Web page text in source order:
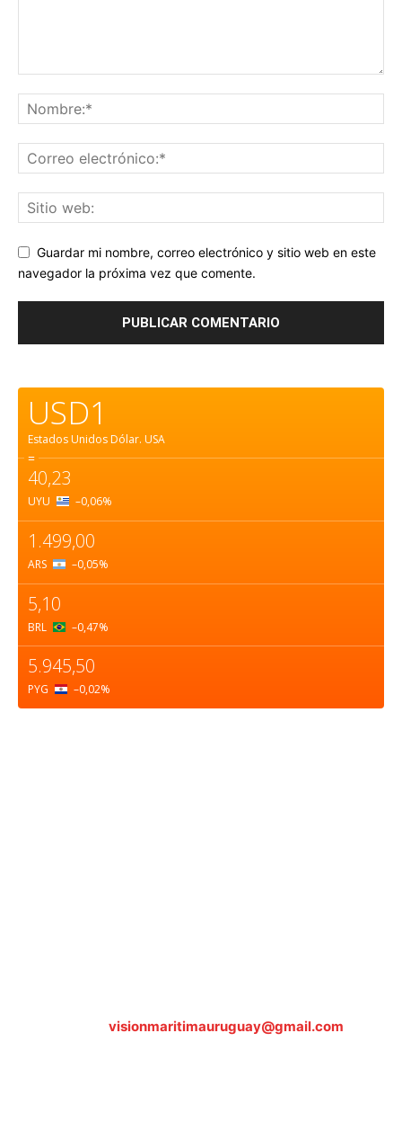
Guardar mi nombre, correo electrónico y sitio web en este
navegador la próxima vez que comente.
USD1
Estados Unidos Dólar. USA
=
40,23
UYU –0,06%
1.499,00
ARS –0,05%
5,10
BRL –0,47%
5.945,50
PYG –0,02%
visionmaritimauruguay@gmail.com